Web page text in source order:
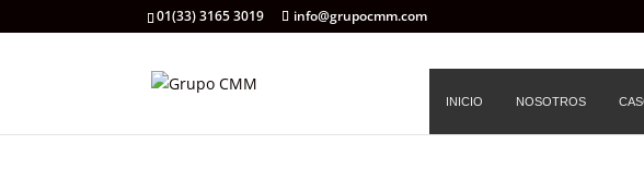
01(33) 3165 3019 info@grupocmm.com
INICIO NOSOTROS